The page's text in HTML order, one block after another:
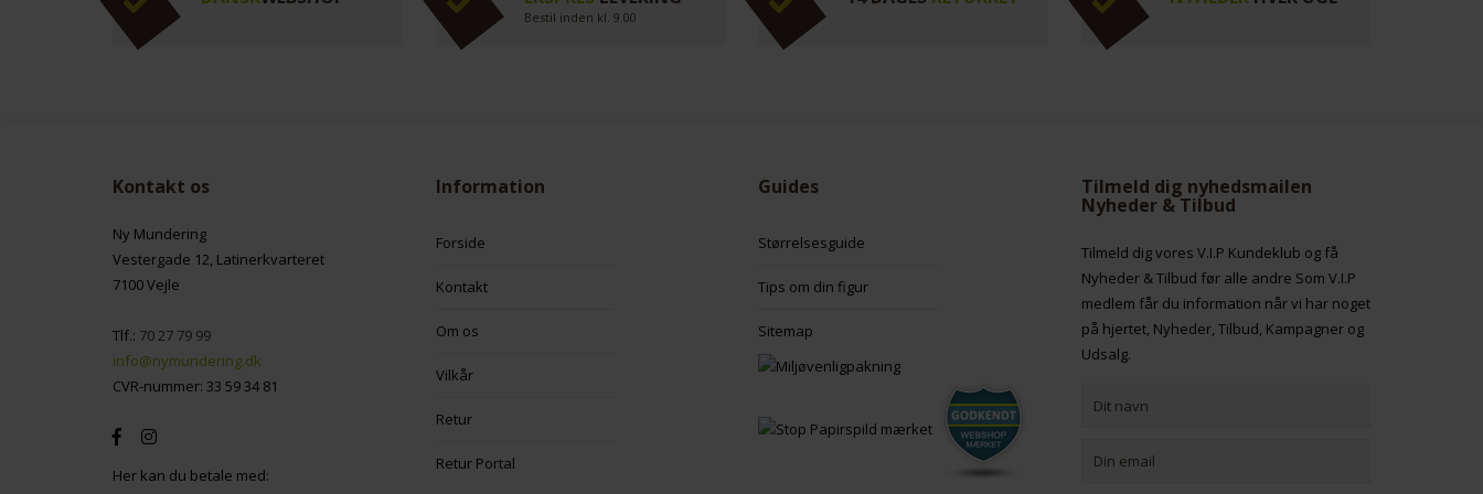
Bestil inden kl. 9.00
Kontakt os
Ny Mundering
Vestergade 12, Latinerkvarteret
7100 Vejle
Tlf.: 70 27 79 99
info@nymundering.dk
CVR-nummer: 33 59 34 81
Her kan du betale med:
Information
Forside
Kontakt
Om os
Vilkår
Retur
Retur Portal
Guides
Størrelsesguide
Tips om din figur
Sitemap
Tilmeld dig nyhedsmailen
Nyheder & Tilbud
Tilmeld dig vores V.I.P Kundeklub og få
Nyheder & Tilbud før alle andre Som V.I.P
medlem får du information når vi har noget
på hjertet, Nyheder, Tilbud, Kampagner og
Udsalg.